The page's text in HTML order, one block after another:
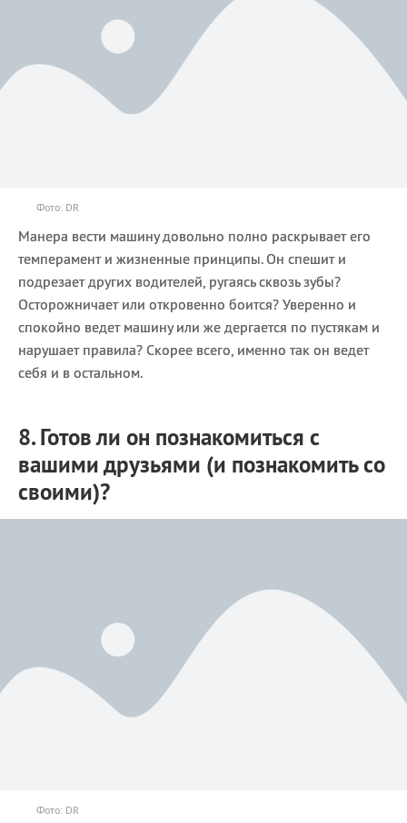
Фото: DR
Манера вести машину довольно полно раскрывает его
темперамент и жизненные принципы. Он спешит и
подрезает других водителей, ругаясь сквозь зубы?
Осторожничает или откровенно боится? Уверенно и
спокойно ведет машину или же дергается по пустякам и
нарушает правила? Скорее всего, именно так он ведет
себя и в остальном.
8. Готов ли он познакомиться с
вашими друзьями (и познакомить со
своими)?
Фото: DR